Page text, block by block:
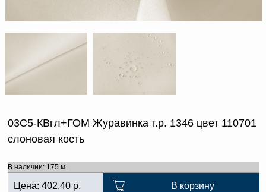
03С5-КВгл+ГОМ Журавинка т.р. 1346 цвет 110701
слоновая кость
В наличии: 175 м.
Цена: 402,40 р. В корзину